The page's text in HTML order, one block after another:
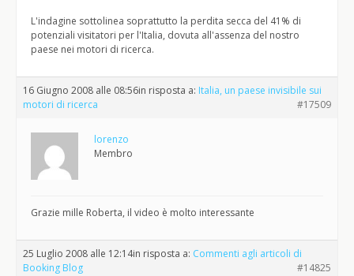
L'indagine sottolinea soprattutto la perdita secca del 41% di
potenziali visitatori per l'Italia, dovuta all'assenza del nostro
paese nei motori di ricerca.
16 Giugno 2008 alle 08:56in risposta a: Italia, un paese invisibile sui
motori di ricerca
#17509
lorenzo
Membro
Grazie mille Roberta, il video è molto interessante
25 Luglio 2008 alle 12:14in risposta a: Commenti agli articoli di
Booking Blog
#14825